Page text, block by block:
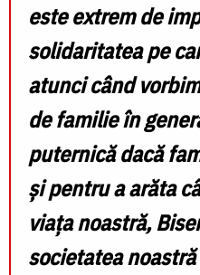
este extrem de
solidaritatea pe
atunci când
de familie în
puternică dacă
și pentru a arăta
viața noastră,
societatea